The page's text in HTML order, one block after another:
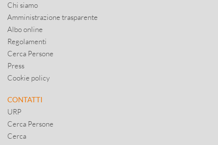
Chi siamo
Amministrazione trasparente
Albo online
Regolamenti
Cerca Persone
Press
Cookie policy
CONTATTI
URP
Cerca Persone
Cerca